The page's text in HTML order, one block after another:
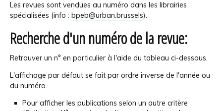
Les revues sont vendues au numéro dans les librairies
spécialisées (info : bpeb@urban.brussels).
Recherche d'un numéro de la revue:
Retrouver un n° en particulier à l'aide du tableau ci-dessous.
L'affichage par défaut se fait par ordre inverse de l'année ou
du numéro.
Pour afficher les publications selon un autre critère